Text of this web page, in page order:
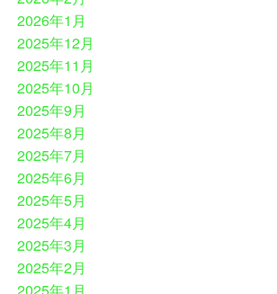
2026年1月
2025年12月
2025年11月
2025年10月
2025年9月
2025年8月
2025年7月
2025年6月
2025年5月
2025年4月
2025年3月
2025年2月